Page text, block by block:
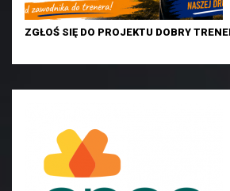
ZGŁOŚ SIĘ DO PROJEKTU DOBRY